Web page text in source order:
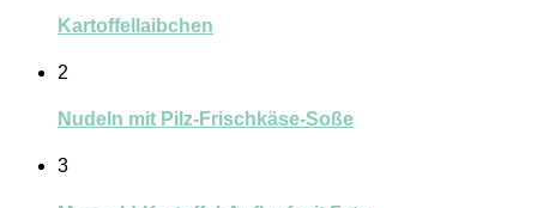
Kartoffellaibchen
2
Nudeln mit Pilz-Frischkäse-Soße
3